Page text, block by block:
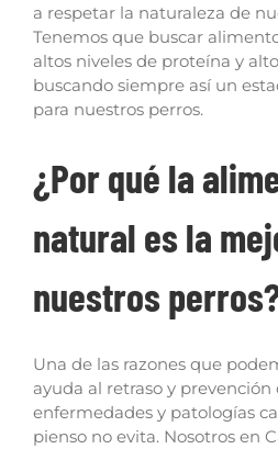
a respetar la naturaleza de
Tenemos que buscar
altos niveles de proteína y
buscando siempre así un
para nuestros perros.
¿Por qué la
natural es la
nuestros
Una de las razones que
ayuda al retraso y
enfermedades y patologías
pienso no evita. Nosotros en